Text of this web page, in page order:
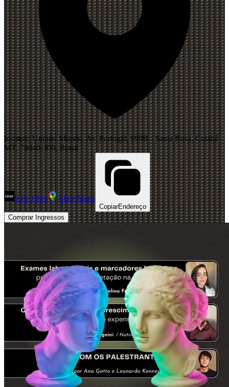
Instituto Unindo Mundo, Av. Portugal, 999B - Santa Rosa, Cuiabá -
MT, 78040-300, Brasil
Ir de Uber Abrir Maps
CopiarEndereço
Comprar Ingressos